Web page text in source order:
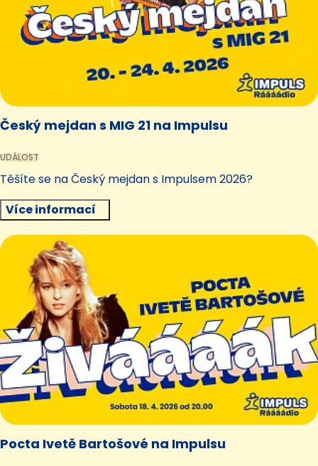
Český mejdan s MIG 21 na Impulsu
UDÁLOST
Těšíte se na Český mejdan s Impulsem 2026?
Více informací
Pocta Ivetě Bartošové na Impulsu